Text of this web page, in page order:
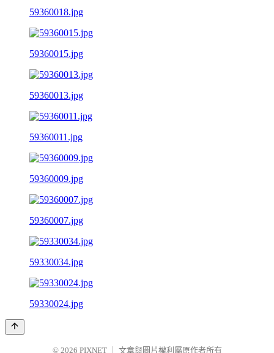
59360018.jpg
59360015.jpg
59360013.jpg
59360011.jpg
59360009.jpg
59360007.jpg
59330034.jpg
59330024.jpg
© 2026 PIXNET 文章與圖片權利屬原作者所有